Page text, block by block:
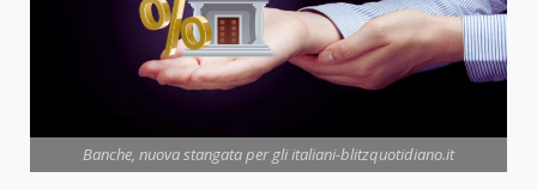
Banche, nuova stangata per gli italiani-blitzquotidiano.it